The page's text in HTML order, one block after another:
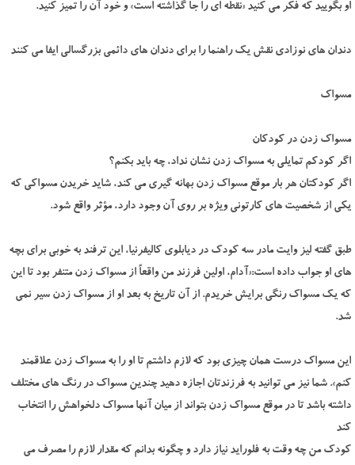
او بگویید که فکر می کنید «نقطه ای را جا گذاشته است» و خود آن را تمیز کنید.
دندان های نوزادی نقش یک راهنما را برای دندان های دائمی بزرگسالی ایفا می کنند
مسواک
مسواک زدن در کودکان
اگر کودکم تمایلی به مسواک زدن نشان نداد، چه باید بکنم؟
اگر کودکتان هر بار موقع مسواک زدن بهانه گیری می کند، شاید خریدن مسواکی که
یکی از شخصیت های کارتونی ویژه بر روی آن وجود دارد، مؤثر واقع شود.
طبق گفته لیز وایت مادر سه کودک در دیابلوی کالیفرنیا، این ترفند به خوبی برای بچه
های او جواب داده است:«آدام، اولین فرزند من واقعاً از مسواک زدن متنفر بود تا این
که یک مسواک رنگی برایش خریدم. از آن تاریخ به بعد او از مسواک زدن سیر نمی
شد.
این مسواک درست همان چیزی بود که لازم داشتم تا او را به مسواک زدن علاقمند
کنم». شما نیز می توانید به فرزندتان اجازه دهید چندین مسواک در رنگ های مختلف
داشته باشد تا در موقع مسواک زدن بتواند از میان آنها مسواک دلخواهش را انتخاب
کند
کودک من چه وقت به فلوراید نیاز دارد و چگونه بدانم که مقدار لازم را مصرف می